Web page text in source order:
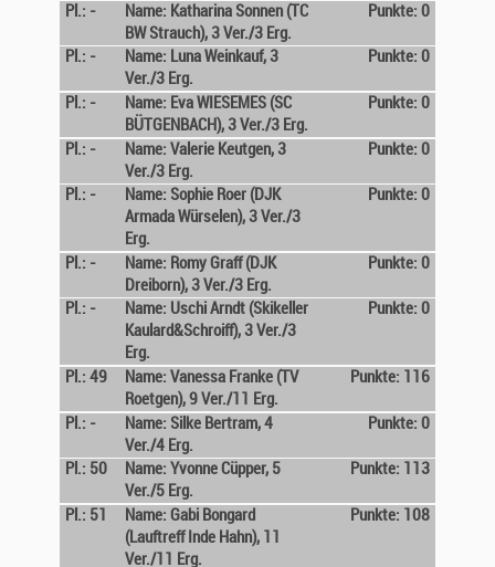
Pl.: -
Name: Katharina Sonnen (TC
BW Strauch), 3 Ver./3 Erg.
Punkte: 0
Pl.: -
Name: Luna Weinkauf, 3
Ver./3 Erg.
Punkte: 0
Pl.: -
Name: Eva WIESEMES (SC
BÜTGENBACH), 3 Ver./3 Erg.
Punkte: 0
Pl.: -
Name: Valerie Keutgen, 3
Ver./3 Erg.
Punkte: 0
Pl.: -
Name: Sophie Roer (DJK
Armada Würselen), 3 Ver./3
Erg.
Punkte: 0
Pl.: -
Name: Romy Graff (DJK
Dreiborn), 3 Ver./3 Erg.
Punkte: 0
Pl.: -
Name: Uschi Arndt (Skikeller
Kaulard&Schroiff), 3 Ver./3
Erg.
Punkte: 0
Pl.: 49
Name: Vanessa Franke (TV
Roetgen), 9 Ver./11 Erg.
Punkte: 116
Pl.: -
Name: Silke Bertram, 4
Ver./4 Erg.
Punkte: 0
Pl.: 50
Name: Yvonne Cüpper, 5
Ver./5 Erg.
Punkte: 113
Pl.: 51
Name: Gabi Bongard
(Lauftreff Inde Hahn), 11
Ver./11 Erg.
Punkte: 108